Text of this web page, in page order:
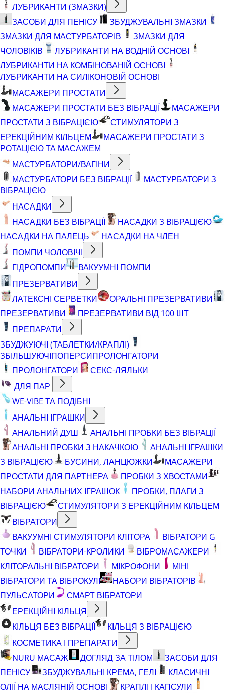
ЛУБРИКАНТИ (ЗМАЗКИ)
ЗАСОБИ ДЛЯ ПЕНІСУ
ЗБУДЖУВАЛЬНІ ЗМАЗКИ
ЗМАЗКИ ДЛЯ МАСТУРБАТОРІВ
ЗМАЗКИ ДЛЯ
ЧОЛОВІКІВ
ЛУБРИКАНТИ НА ВОДНІЙ ОСНОВІ
ЛУБРИКАНТИ НА КОМБІНОВАНІЙ ОСНОВІ
ЛУБРИКАНТИ НА СИЛІКОНОВІЙ ОСНОВІ
МАСАЖЕРИ ПРОСТАТИ
МАСАЖЕРИ ПРОСТАТИ БЕЗ ВІБРАЦІЇ
МАСАЖЕРИ
ПРОСТАТИ З ВІБРАЦІЄЮ
СТИМУЛЯТОРИ З
ЕРЕКЦІЙНИМ КІЛЬЦЕМ
МАСАЖЕРИ ПРОСТАТИ З
РОТАЦІЄЮ ТА МАСАЖЕМ
МАСТУРБАТОРИ/ВАГІНИ
МАСТУРБАТОРИ БЕЗ ВІБРАЦІЇ
МАСТУРБАТОРИ З
ВІБРАЦІЄЮ
НАСАДКИ
НАСАДКИ БЕЗ ВІБРАЦІЇ
НАСАДКИ З ВІБРАЦІЄЮ
НАСАДКИ НА ПАЛЕЦЬ
НАСАДКИ НА ЧЛЕН
ПОМПИ ЧОЛОВІЧІ
ГІДРОПОМПИ
ВАКУУМНІ ПОМПИ
ПРЕЗЕРВАТИВИ
ЛАТЕКСНІ СЕРВЕТКИ
ОРАЛЬНІ ПРЕЗЕРВАТИВИ
ПРЕЗЕРВАТИВИ
ПРЕЗЕРВАТИВИ ВІД 100 ШТ
ПРЕПАРАТИ
ЗБУДЖУЮЧІ (ТАБЛЕТКИ/КРАПЛІ)
ЗБІЛЬШУЮЧІПОПЕРСИПРОЛОНГАТОРИ
ПРОЛОНГАТОРИ
СЕКС-ЛЯЛЬКИ
ДЛЯ ПАР
WE-VIBE ТА ПОДІБНІ
АНАЛЬНІ ІГРАШКИ
АНАЛЬНИЙ ДУШ
АНАЛЬНІ ПРОБКИ БЕЗ ВІБРАЦІЇ
АНАЛЬНІ ПРОБКИ З НАКАЧКОЮ
АНАЛЬНІ ІГРАШКИ
З ВІБРАЦІЄЮ
БУСИНИ, ЛАНЦЮЖКИ
МАСАЖЕРИ
ПРОСТАТИ ДЛЯ ПАРТНЕРА
ПРОБКИ З ХВОСТАМИ
НАБОРИ АНАЛЬНИХ ІГРАШОК
ПРОБКИ, ПЛАГИ З
ВІБРАЦІЄЮ
СТИМУЛЯТОРИ З ЕРЕКЦІЙНИМ КІЛЬЦЕМ
ВІБРАТОРИ
ВАКУУМНІ СТИМУЛЯТОРИ КЛІТОРА
ВІБРАТОРИ G
ТОЧКИ
ВІБРАТОРИ-КРОЛИКИ
ВІБРОМАСАЖЕРИ
КЛІТОРАЛЬНІ ВІБРАТОРИ
МІКРОФОНИ
МІНІ
ВІБРАТОРИ ТА ВІБРОКУЛІ
НАБОРИ ВІБРАТОРІВ
ПУЛЬСАТОРИ
СМАРТ ВІБРАТОРИ
ЕРЕКЦІЙНІ КІЛЬЦЯ
КІЛЬЦЯ БЕЗ ВІБРАЦІЇ
КІЛЬЦЯ З ВІБРАЦІЄЮ
КОСМЕТИКА І ПРЕПАРАТИ
NURU МАСАЖ
ДОГЛЯД ЗА ТІЛОМ
ЗАСОБИ ДЛЯ
ПЕНІСУ
ЗБУДЖУВАЛЬНІ КРЕМА, ГЕЛІ
КЛАСИЧНІ
ОЛІЇ НА МАСЛЯНІЙ ОСНОВІ
КРАПЛІ І КАПСУЛИ